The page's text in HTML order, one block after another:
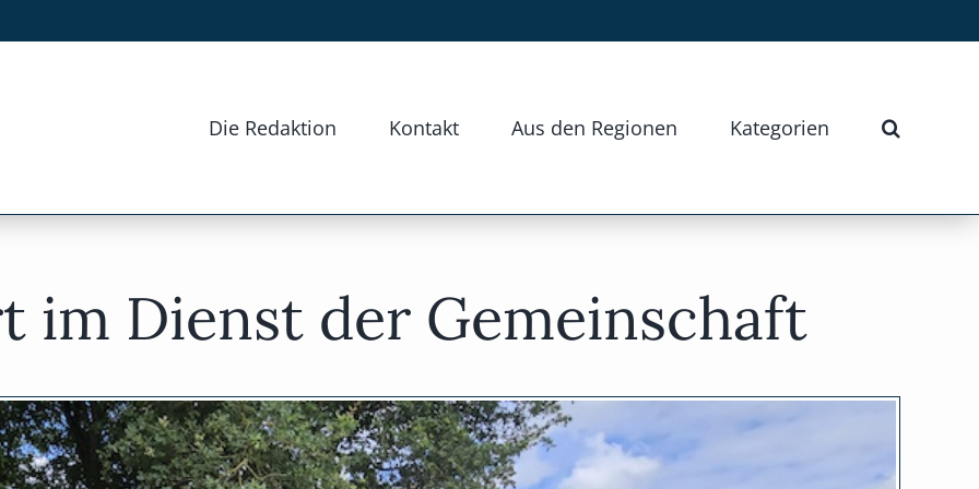
Die Redaktion Kontakt Aus den Regionen Kategorien
im Dienst der Gemeinschaft